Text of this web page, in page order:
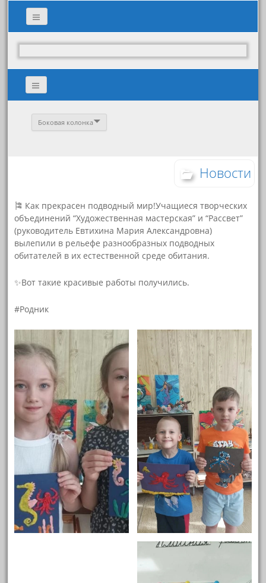
Боковая колонка
Новости
🎏 Как прекрасен подводный мир!Учащиеся творческих
объединений “Художественная мастерская” и “Рассвет”
(руководитель Евтихина Мария Александровна)
вылепили в рельефе разнообразных подводных
обитателей в их естественной среде обитания.
✨️Вот такие красивые работы получились.
#Родник